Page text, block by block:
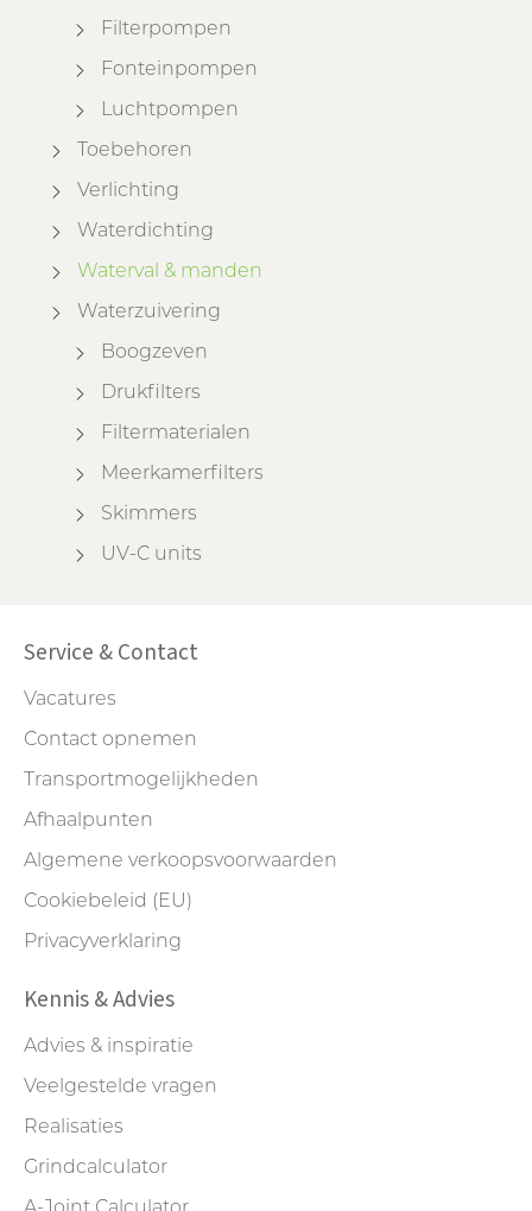
Filterpompen
Fonteinpompen
Luchtpompen
Toebehoren
Verlichting
Waterdichting
Waterval & manden
Waterzuivering
Boogzeven
Drukfilters
Filtermaterialen
Meerkamerfilters
Skimmers
UV-C units
Service & Contact
Vacatures
Contact opnemen
Transportmogelijkheden
Afhaalpunten
Algemene verkoopsvoorwaarden
Cookiebeleid (EU)
Privacyverklaring
Kennis & Advies
Advies & inspiratie
Veelgestelde vragen
Realisaties
Grindcalculator